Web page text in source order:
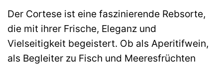
Der Cortese ist eine faszinierende Rebsorte,
die mit ihrer Frische, Eleganz und
Vielseitigkeit begeistert. Ob als Aperitifwein,
als Begleiter zu Fisch und Meeresfrüchten